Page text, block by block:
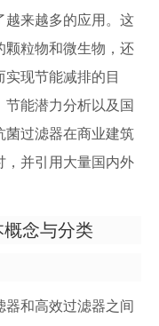
越来越多的应用。这
颗粒物和微生物，还
现节能减排的目
能潜力分析以及国
菌过滤器在商业建筑
，并引用大量国内外
念与分类
器和高效过滤器之间